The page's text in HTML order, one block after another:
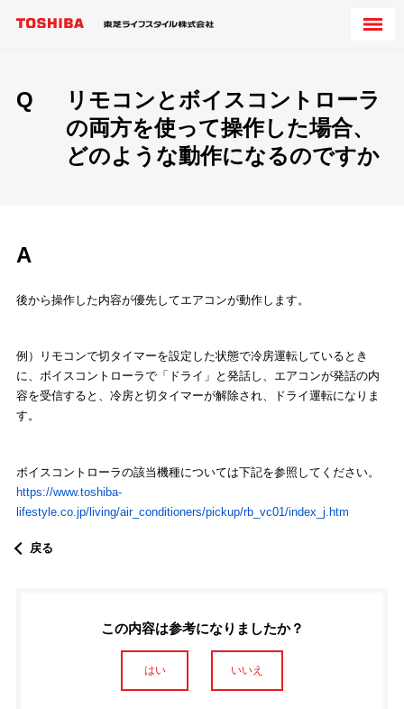
Q
リモコンとボイスコントローラ
の両方を使って操作した場合、
どのような動作になるのですか
A
後から操作した内容が優先してエアコンが動作します。
例）リモコンで切タイマーを設定した状態で冷房運転しているとき
に、ボイスコントローラで「ドライ」と発話し、エアコンが発話の内
容を受信すると、冷房と切タイマーが解除され、ドライ運転になりま
す。
ボイスコントローラの該当機種については下記を参照してください。
https://www.toshiba-
lifestyle.co.jp/living/air_conditioners/pickup/rb_vc01/index_j.htm
戻る
この内容は参考になりましたか？
はい いいえ